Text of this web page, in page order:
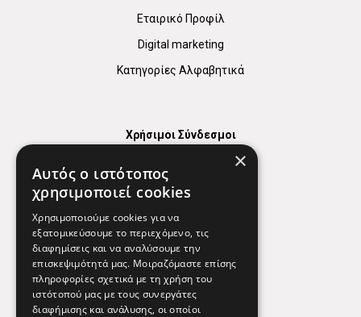
Εταιρικό Προφίλ
Digital marketing
Κατηγορίες Αλφαβητικά
Χρήσιμοι Σύνδεσμοι
Χρήσιμα Τηλέφωνα
Εφημερεύοντα Φαρμακεία
Απόρρητο
Όροι Χρήσης
×
Αυτός ο ιστότοπος
χρησιμοποιεί cookies
Χρησιμοποιούμε cookies για να
εξατομικεύσουμε το περιεχόμενο, τις
διαφημίσεις και να αναλύσουμε την
επισκεψιμότητά μας. Μοιραζόμαστε επίσης
πληροφορίες σχετικά με τη χρήση του
ιστότοπού μας με τους συνεργάτες
διαφήμισης και ανάλυσης, οι οποίοι